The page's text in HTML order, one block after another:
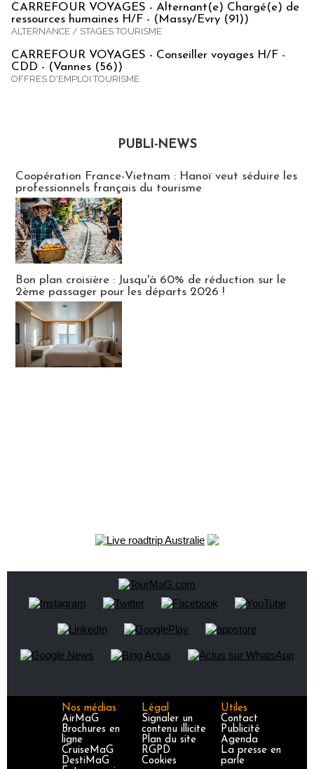
CARREFOUR VOYAGES - Alternant(e) Chargé(e) de
ressources humaines H/F - (Massy/Evry (91))
ALTERNANCE / STAGES TOURISME
CARREFOUR VOYAGES - Conseiller voyages H/F -
CDD - (Vannes (56))
OFFRES D'EMPLOI TOURISME
PUBLI-NEWS
Coopération France-Vietnam : Hanoï veut séduire les
professionnels français du tourisme
Bon plan croisière : Jusqu'à 60% de réduction sur le
2ème passager pour les départs 2026 !
Nos médias
AirMaG
Brochures en
ligne
CruiseMaG
DestiMaG
Légal
Signaler un
contenu illicite
Plan du site
RGPD
Cookies
Utiles
Contact
Publicité
Agenda
La presse en
parle